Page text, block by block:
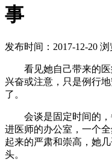
事
发布时间：2017-12-20
看见她自己带来的医
兴奋或注意，只是例行
了。
会谈是固定时间的，
进医师的办公室，一个
起来的严肃和崇高，她
头。